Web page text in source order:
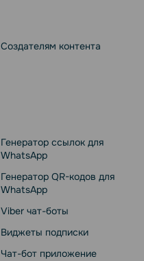
Создателям контента
Генератор ссылок для
WhatsApp
Генератор QR-кодов для
WhatsApp
Viber чат-боты
Виджеты подписки
Чат-бот приложение